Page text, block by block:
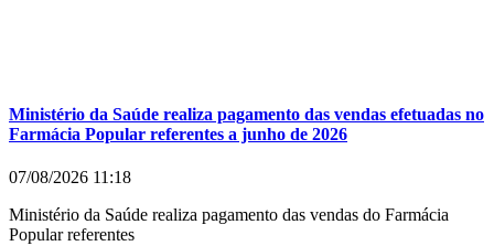
Ministério da Saúde realiza pagamento das vendas efetuadas no
Farmácia Popular referentes a junho de 2026
07/08/2026 11:18
Ministério da Saúde realiza pagamento das vendas do Farmácia
Popular referentes